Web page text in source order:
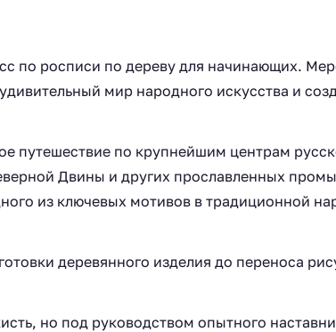
по росписи по дереву для начинающих.
мир народного искусства и
путешествие по крупнейшим центрам
Двины и других прославленных
из ключевых мотивов в традиционной
деревянного изделия до переноса
но под руководством опытного